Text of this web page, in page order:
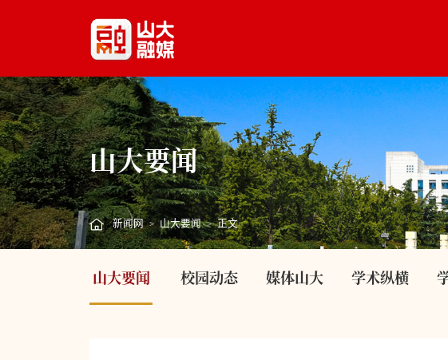
山大要闻
新闻网 > 山大要闻 > 正文
山大要闻 校园动态 媒体山大 学术纵横